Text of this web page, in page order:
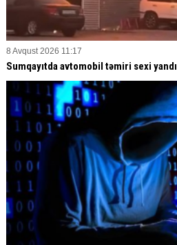
8 Avqust 2026 11:17
Sumqayıtda avtomobil təmiri sexi yandı